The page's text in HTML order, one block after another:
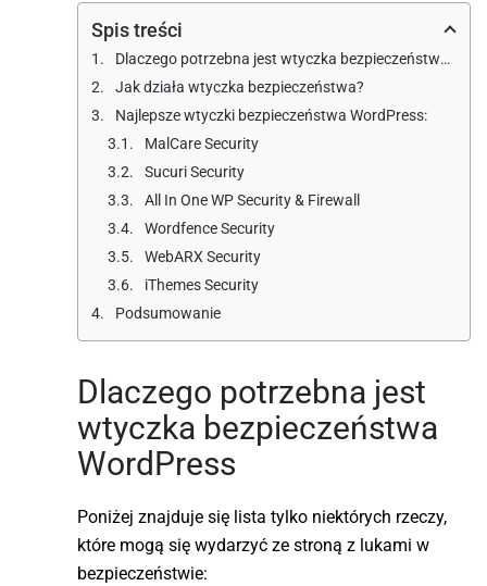
Spis treści
Dlaczego potrzebna jest wtyczka bezpieczeństwa WordPress
Jak działa wtyczka bezpieczeństwa?
Najlepsze wtyczki bezpieczeństwa WordPress:
MalCare Security
Sucuri Security
All In One WP Security & Firewall
Wordfence Security
WebARX Security
iThemes Security
Podsumowanie
Dlaczego potrzebna jest
wtyczka bezpieczeństwa
WordPress
Poniżej znajduje się lista tylko niektórych rzeczy,
które mogą się wydarzyć ze stroną z lukami w
bezpieczeństwie: